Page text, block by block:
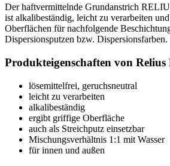
Der haftvermittelnde Grundanstrich
ist alkalibeständig, leicht zu verarbeiten
Oberflächen für nachfolgende
Dispersionsputzen bzw. Dispersionsfarben.
Produkteigenschaften von
lösemittelfrei, geruchsneutral
leicht zu verarbeiten
alkalibeständig
ergibt griffige Oberfläche
auch als Streichputz einsetzbar
Mischungsverhältnis 1:1 mit Wasser
für innen und außen